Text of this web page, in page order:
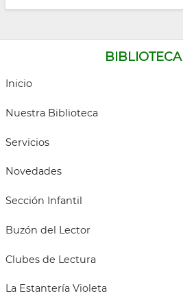
BIBLIOTECA
Inicio
Nuestra Biblioteca
Servicios
Novedades
Sección Infantil
Buzón del Lector
Clubes de Lectura
La Estantería Violeta